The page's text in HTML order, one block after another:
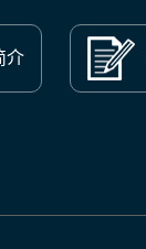
介